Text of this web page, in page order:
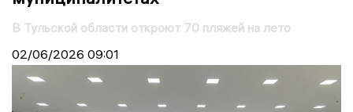
В Тульской области откроют 70 пляжей на лето
02/06/2026 09:01